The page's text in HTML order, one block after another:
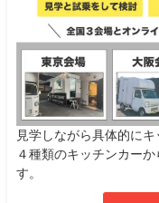
見学しながら具体的に
４種類のキッチンカー
す。